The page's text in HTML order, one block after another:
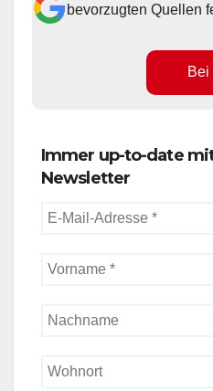
bevorzugten Quellen
Bei
Immer up-to-date
Newsletter